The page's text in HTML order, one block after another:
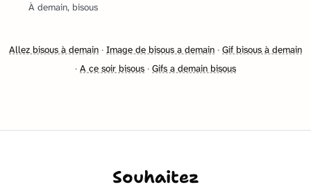
À demain, bisous
Allez bisous à demain · Image de bisous a demain · Gif bisous à demain
· A ce soir bisous · Gifs a demain bisous
Souhaitez